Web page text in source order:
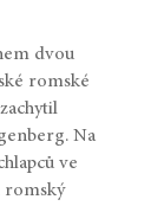
dvou
romské
Na
ve
romský